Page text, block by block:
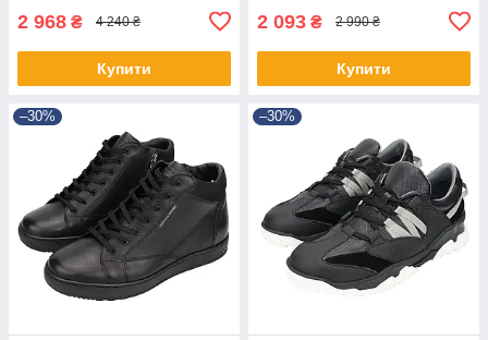
2 968 ₴ 4 240 ₴
Купити
2 093 ₴ 2 990 ₴
Купити
–30% –30%